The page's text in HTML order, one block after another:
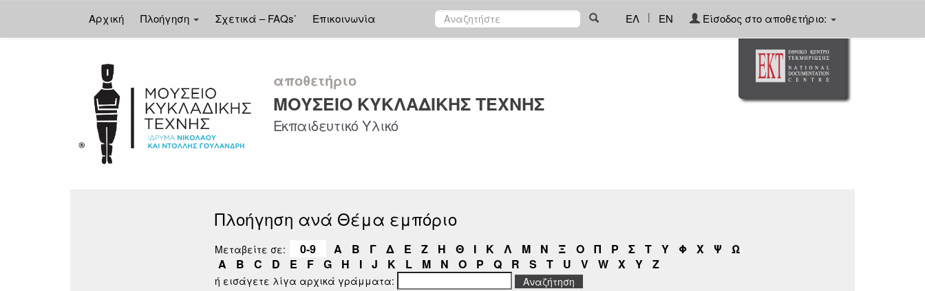
Αρχική Πλοήγηση Σχετικά – FAQs’ Επικοινωνία ΕΛ | EN Είσοδος στο αποθετήριο:
αποθετήριο
ΜΟΥΣΕΙΟ ΚΥΚΛΑΔΙΚΗΣ ΤΕΧΝΗΣ
Εκπαιδευτικό Υλικό
Πλοήγηση ανά Θέμα εμπόριο
Μεταβείτε σε: 0-9 Α Β Γ Δ Ε Ζ Η Θ Ι Κ Λ Μ Ν Ξ Ο Π Ρ Σ Τ Υ Φ Χ Ψ
Ω
A
B C D E F G H I J K L M N O P Q R S T U V W X Y Z
ή εισάγετε λίγα αρχικά γράμματα: